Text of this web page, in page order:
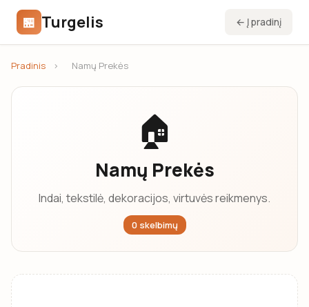
🏪 Turgelis ← Į pradinį
Pradinis › Namų Prekės
🏠
Namų Prekės
Indai, tekstilė, dekoracijos, virtuvės reikmenys.
0 skelbimų